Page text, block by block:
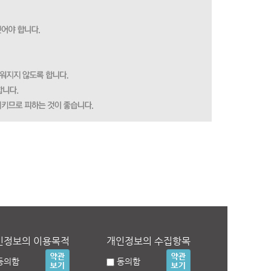
정보의 이용목적
의함
개인정보의 수집항목
동의함